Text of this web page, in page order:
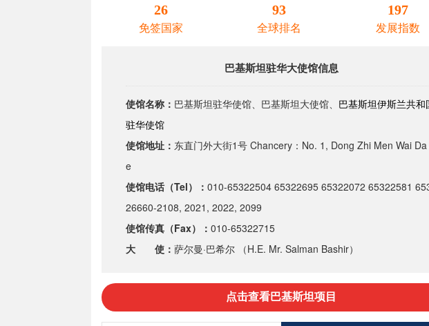
26
免签国家
93
全球排名
197
发展指数
巴基斯坦驻华大使馆信息
使馆名称： 巴基斯坦驻华使馆、巴基斯坦大使馆、 巴基斯坦伊斯兰共和
驻华使馆
使馆地址： 东直门外大街1号 Chancery：No. 1, Dong Zhi Men Wai
e
使馆电话（Tel）： 010-65322504 65322695 65322072 65322581
26660-2108, 2021, 2022, 2099
使馆传真（Fax）： 010-65322715
大 使： 萨尔曼·巴希尔 （H.E. Mr. Salman Bashir）
点击查看巴基斯坦项目